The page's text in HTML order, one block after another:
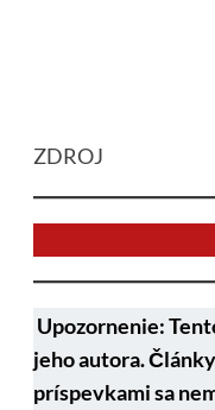
ZDROJ
Upozornenie:
jeho autora.
príspevkami sa